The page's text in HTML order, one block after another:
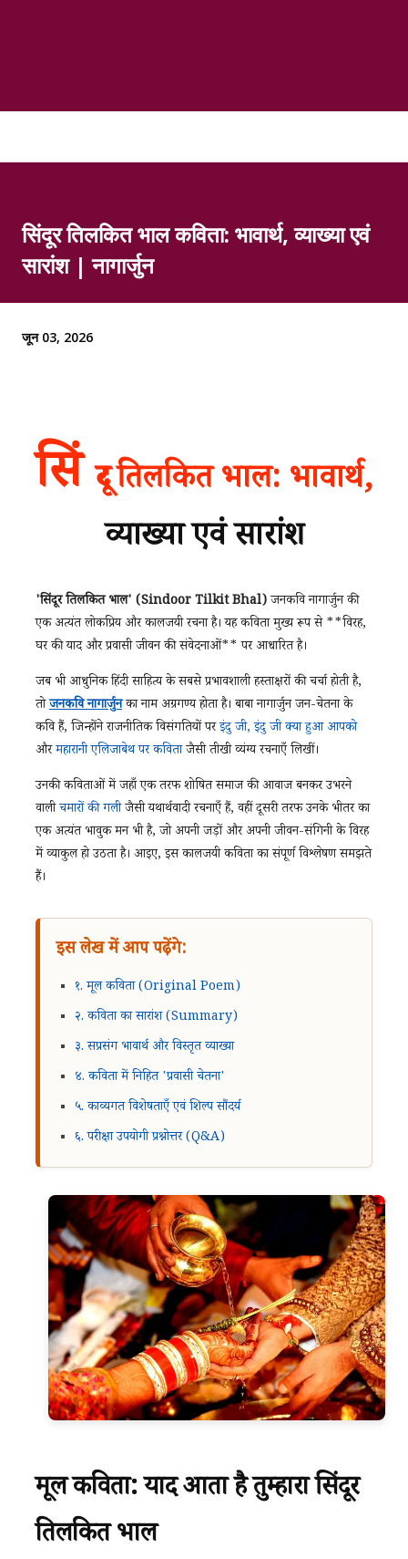
सिंदूर तिलकित भाल कविता: भावार्थ, व्याख्या एवं
सारांश | नागार्जुन
जून 03, 2026
सिं दूर तिलकित भाल: भावार्थ,
व्याख्या एवं सारांश
'सिंदूर तिलकित भाल' (Sindoor Tilkit Bhal)जनकवि नागार्जुन की
एक अत्यंत लोकप्रिय और कालजयी रचना है। यह कविता मुख्य रूप से **विरह,
घर की याद और प्रवासी जीवन की संवेदनाओं** पर आधारित है।
जब भी आधुनिक हिंदी साहित्य के सबसे प्रभावशाली हस्ताक्षरों की चर्चा होती है,
तोजनकवि नागार्जुनका नाम अग्रगण्य होता है। बाबा नागार्जुन जन-चेतना के
कवि हैं, जिन्होंने राजनीतिक विसंगतियों परइंदु जी, इंदु जी क्या हुआ आपको
औरमहारानी एलिजाबेथ पर कविताजैसी तीखी व्यंग्य रचनाएँ लिखीं।
उनकी कविताओं में जहाँ एक तरफ शोषित समाज की आवाज बनकर उभरने
वालीचमारों की गलीजैसी यथार्थवादी रचनाएँ हैं, वहीं दूसरी तरफ उनके भीतर का
एक अत्यंत भावुक मन भी है, जो अपनी जड़ों और अपनी जीवन-संगिनी के विरह
में व्याकुल हो उठता है। आइए, इस कालजयी कविता का संपूर्ण विश्लेषण समझते
हैं।
इस लेख में आप पढ़ेंगे:
१. मूल कविता (Original Poem)
२. कविता का सारांश (Summary)
३. सप्रसंग भावार्थ और विस्तृत व्याख्या
४. कविता में निहित 'प्रवासी चेतना'
५. काव्यगत विशेषताएँ एवं शिल्प सौंदर्य
६. परीक्षा उपयोगी प्रश्नोत्तर (Q&A)
मूल कविता: याद आता है तुम्हारा सिंदूर
तिलकित भाल